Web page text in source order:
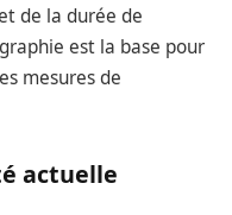
de la durée de
est la base pour
mesures de
actuelle